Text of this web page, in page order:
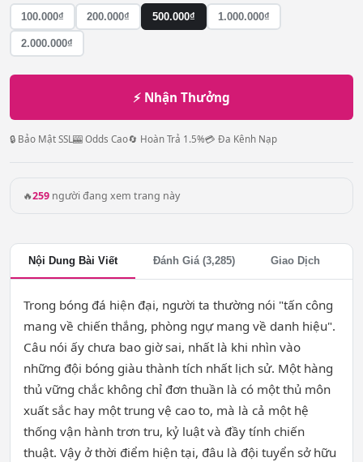
100.000₫ 200.000₫ 500.000₫ 1.000.000₫
2.000.000₫
⚡ Nhận Thưởng
🔒 Bảo Mật SSL🎰 Odds Cao🔄 Hoàn Trả 1.5%💳 Đa Kênh Nạp
🔥259 người đang xem trang này
Nội Dung Bài Viết Đánh Giá (3,285) Giao Dịch
Trong bóng đá hiện đại, người ta thường nói "tấn công
mang về chiến thắng, phòng ngự mang về danh hiệu".
Câu nói ấy chưa bao giờ sai, nhất là khi nhìn vào
những đội bóng giàu thành tích nhất lịch sử. Một hàng
thủ vững chắc không chỉ đơn thuần là có một thủ môn
xuất sắc hay một trung vệ cao to, mà là cả một hệ
thống vận hành trơn tru, kỷ luật và đầy tính chiến
thuật. Vậy ở thời điểm hiện tại, đâu là đội tuyển sở hữu